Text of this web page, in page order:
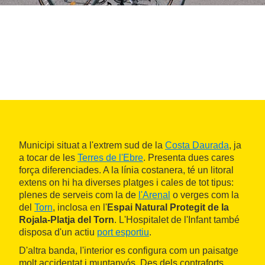
Municipi situat a l'extrem sud de la Costa Daurada, ja
a tocar de les Terres de l'Ebre. Presenta dues cares
força diferenciades. A la línia costanera, té un litoral
extens on hi ha diverses platges i cales de tot tipus:
plenes de serveis com la de l'Arenal o verges com la
del Torn, inclosa en l'Espai Natural Protegit de la
Rojala-Platja del Torn. L'Hospitalet de l'Infant també
disposa d'un actiu port esportiu.
D'altra banda, l'interior es configura com un paisatge
molt accidentat i muntanyós. Des dels contraforts